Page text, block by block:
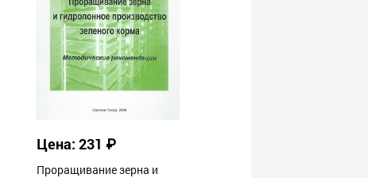
Цена: 231 ₽
Проращивание зерна и